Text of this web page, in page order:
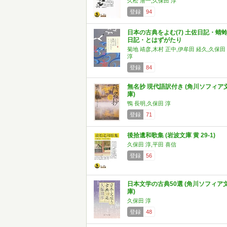
登録
94
日本の古典をよむ(7) 土佐日記・蜻蛉
日記・とはずがたり
菊地 靖彦,木村 正中,伊牟田 経久,久保田
淳
登録
84
無名抄 現代語訳付き (角川ソフィア
庫)
鴨 長明,久保田 淳
登録
71
後拾遺和歌集 (岩波文庫 黄 29-1)
久保田 淳,平田 喜信
登録
56
日本文学の古典50選 (角川ソフィア
庫)
久保田 淳
登録
48